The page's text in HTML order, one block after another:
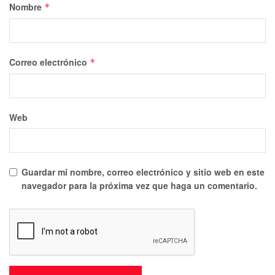
Adicionalmente, trata dellevarlos de paseo antes de que
inicie el ruido,
lo que además de ahorrarles episodios de
ansiedad y estrés por la pirotecnia,evitará incidentes
como que traten de escapar para mantenerse a salvo.
4. Hazlo sentir seguro y protegido
Nombre *
Correo electrónico *
Web
Guardar mi nombre, correo electrónico y sitio web en este
navegador para la próxima vez que haga un comentario.